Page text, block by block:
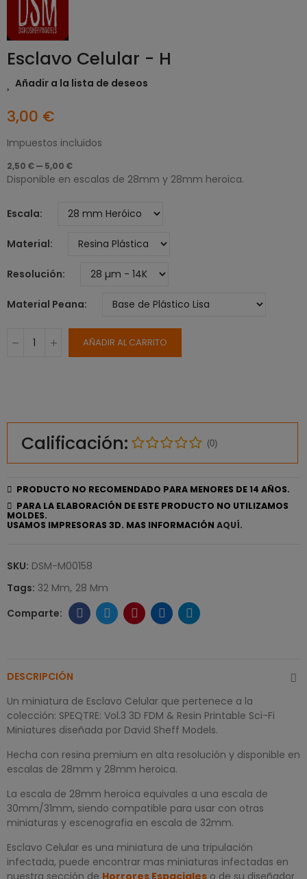
Esclavo Celular - H
Añadir a la lista de deseos
3,00 €
Impuestos incluidos
2,50 € — 5,00 €
Disponible en escalas de 28mm y 28mm heroica.
Escala
Material
Resolución
Material Peana
AÑADIR AL CARRITO
Calificación: (0)
PRODUCTO NO RECOMENDADO PARA MENORES DE 14 AÑOS.
PARA LA ELABORACIÓN DE ESTE PRODUCTO NO UTILIZAMOS
MOLDES.
USAMOS IMPRESORAS 3D. MAS INFORMACIÓN AQUÍ.
SKU: DSM-M00158
Tags: 32 Mm 28 Mm
DESCRIPCIÓN
Un miniatura de Esclavo Celular que pertenece a la
colección: SPEQTRE: Vol.3 3D FDM & Resin Printable Sci-Fi
Miniatures diseñada por David Sheff Models.
Hecha con resina premium en alta resolución y disponible en
escalas de 28mm y 28mm heroica.
La escala de 28mm heroica equivales a una escala de
30mm/31mm, siendo compatible para usar con otras
miniaturas y escenografia en escala de 32mm.
Esclavo Celular es una miniatura de una tripulación
infectada, puede encontrar mas miniaturas infectadas en